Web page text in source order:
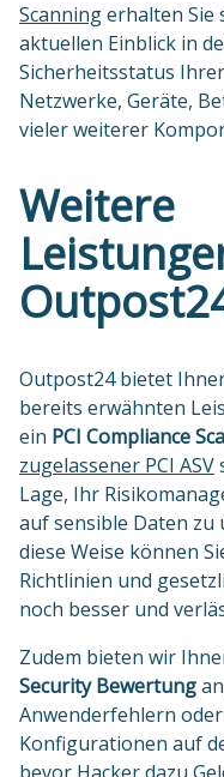
Scanningerhalten Sie
aktuellen Einblick in
Sicherheitsstatus
Netzwerke, Geräte,
vieler weiterer
Weitere
Outpost24 bietet
bereits erwähnten
ein PCI Compliance
zugelassener PCI ASV
Lage, Ihr
auf sensible Daten
diese Weise können
Richtlinien und
noch besser und
Zudem bieten wir
Security Bewertung
Anwenderfehlern
Konfigurationen auf